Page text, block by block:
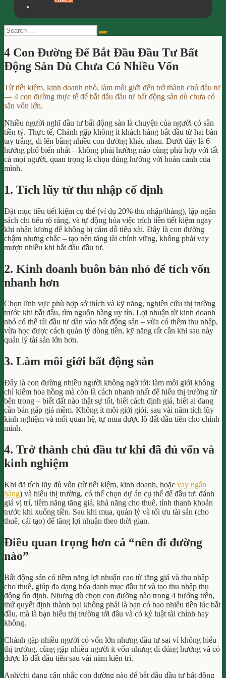
Search
for:
Search
4 Con Đường Để Bắt Đầu Đầu Tư Bất
Động Sản Dù Chưa Có Nhiều Vốn
Từ tiết kiệm, kinh doanh nhỏ, làm môi giới đến trở thành chủ đầu tư
— 4 con đường thực tế để bắt đầu đầu tư bất động sản dù chưa có
sẵn vốn lớn.
Nhiều người nghĩ đầu tư bất động sản là chuyện của người có sẵn
tiền tỷ. Thực tế, Chánh gặp không ít khách hàng bắt đầu từ hai bàn
tay trắng, đi lên bằng nhiều con đường khác nhau. Dưới đây là 6
hướng phổ biến nhất – không phải hướng nào cũng phù hợp với tất
cả mọi người, quan trọng là chọn đúng hướng với hoàn cảnh của
mình.
1. Tích lũy từ thu nhập cố định
Đặt mục tiêu tiết kiệm cụ thể (ví dụ 20% thu nhập/tháng), lập ngân
sách chi tiêu rõ ràng, và tự động hóa việc trích tiền tiết kiệm ngay
khi nhận lương để không bị cám dỗ tiêu xài. Đây là con đường
chậm nhưng chắc – tạo nền tảng tài chính vững, không phải vay
mượn nhiều khi bắt đầu đầu tư.
2. Kinh doanh buôn bán nhỏ để tích vốn
nhanh hơn
Chọn lĩnh vực phù hợp sở thích và kỹ năng, nghiên cứu thị trường
trước khi bắt đầu, tìm nguồn hàng uy tín. Lợi nhuận từ kinh doanh
nhỏ có thể tái đầu tư dần vào bất động sản – vừa có thêm thu nhập,
vừa học được cách quản lý dòng tiền, kỹ năng rất cần khi sau này
quản lý tài sản lớn hơn.
3. Làm môi giới bất động sản
Đây là con đường nhiều người không ngờ tới: làm môi giới không
chỉ kiếm hoa hồng mà còn là cách nhanh nhất để hiểu thị trường từ
bên trong – biết đất nào thật sự tốt, biết cách định giá, biết ai đang
cần bán gấp giá mềm. Không ít môi giới giỏi, sau vài năm tích lũy
kinh nghiệm và mối quan hệ, tự mua được lô đất đầu tiên cho chính
mình.
4. Trở thành chủ đầu tư khi đã đủ vốn và
kinh nghiệm
Khi đã tích lũy đủ vốn (từ tiết kiệm, kinh doanh, hoặc vay ngân
hàng) và hiểu thị trường, có thể chọn dự án cụ thể để đầu tư: đánh
giá vị trí, tiềm năng tăng giá, khả năng cho thuê, tính thanh khoản
trước khi xuống tiền. Sau khi mua, quản lý và tối ưu tài sản (cho
thuê, cải tạo) để tăng lợi nhuận theo thời gian.
Điều quan trọng hơn cả “nên đi đường
nào”
Bất động sản có tiềm năng lợi nhuận cao từ tăng giá và thu nhập
cho thuê, giúp đa dạng hóa danh mục đầu tư và tạo thu nhập thụ
động ổn định. Nhưng dù chọn con đường nào trong 4 hướng trên,
thứ quyết định thành bại không phải là bạn có bao nhiêu tiền lúc bắt
đầu, mà là bạn hiểu thị trường tới đâu và có kỷ luật tài chính hay
không.
Chánh gặp nhiều người có vốn lớn nhưng đầu tư sai vì không hiểu
thị trường, cũng gặp nhiều người ít vốn nhưng đi đúng hướng và có
được lô đất đầu tiên sau vài năm kiên trì.
Anh/chị đang cân nhắc con đường nào để bắt đầu đầu tư bất động